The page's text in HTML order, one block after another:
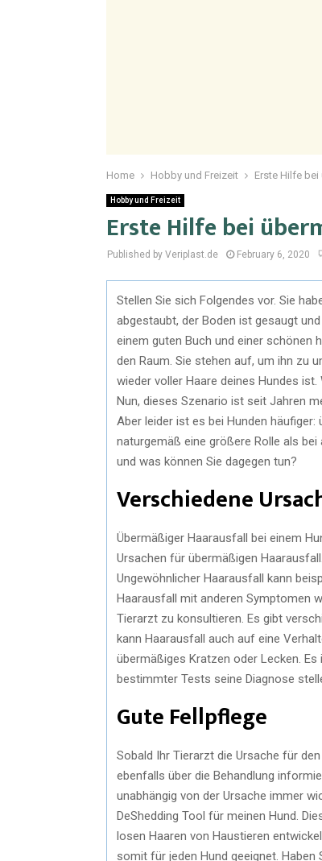
Home Hobby und Freizeit Erste Hilfe
Hobby und Freizeit
Erste Hilfe bei
Published by Veriplast.de February 6, 2020
Stellen Sie sich Folgendes vor. Sie
abgestaubt, der Boden ist gesaugt
einem guten Buch und einer schönen
den Raum. Sie stehen auf, um ihn zu
wieder voller Haare deines Hundes
Nun, dieses Szenario ist seit Jahren
Aber leider ist es bei Hunden
naturgemäß eine größere Rolle als
und was können Sie dagegen tun?
Verschiedene
Übermäßiger Haarausfall bei einem
Ursachen für übermäßigen
Ungewöhnlicher Haarausfall kann
Haarausfall mit anderen Symptomen
Tierarzt zu konsultieren. Es gibt
kann Haarausfall auch auf eine
übermäßiges Kratzen oder Lecken.
bestimmter Tests seine Diagnose
Gute Fellpflege
Sobald Ihr Tierarzt die Ursache für
ebenfalls über die Behandlung
unabhängig von der Ursache immer
DeShedding Tool für meinen Hund.
losen Haaren von Haustieren
somit für jeden Hund geeignet. Haben